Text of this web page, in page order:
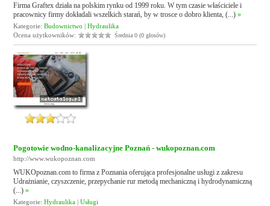
Firma Graftex działa na polskim rynku od 1999 roku. W tym czasie właściciele i
pracownicy firmy dokładali wszelkich starań, by w trosce o dobro klienta, (...)»
Kategorie:Budownictwo |Hydraulika
Ocena użytkowników:
Średnia 0 (0 głosów)
Pogotowie wodno-kanalizacyjne Poznań - wukopoznan.com
http://www.wukopoznan.com
WUKOpoznan.com to firma z Poznania oferująca profesjonalne usługi z zakresu
Udrażnianie, czyszczenie, przepychanie rur metodą mechaniczną i hydrodynamiczną
(...)»
Kategorie:Hydraulika |Usługi